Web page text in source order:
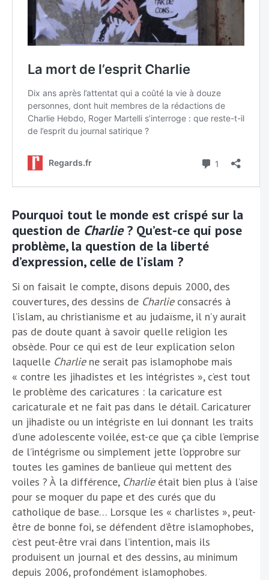
Pourquoi tout le monde est crispé sur la
question de Charlie? Qu’est-ce qui pose
problème, la question de la liberté
d’expression, celle de l’islam ?
Si on faisait le compte, disons depuis 2000, des
couvertures, des dessins de Charlieconsacrés à
l’islam, au christianisme et au judaïsme, il n’y aurait
pas de doute quant à savoir quelle religion les
obsède. Pour ce qui est de leur explication selon
laquelle Charliene serait pas islamophobe mais
« contre les jihadistes et les intégristes », c’est tout
le problème des caricatures : la caricature est
caricaturale et ne fait pas dans le détail. Caricaturer
un jihadiste ou un intégriste en lui donnant les traits
d’une adolescente voilée, est-ce que ça cible l’emprise
de l’intégrisme ou simplement jette l’opprobre sur
toutes les gamines de banlieue qui mettent des
voiles ? À la différence, Charlieétait bien plus à l’aise
pour se moquer du pape et des curés que du
catholique de base… Lorsque les « charlistes », peut-
être de bonne foi, se défendent d’être islamophobes,
c’est peut-être vrai dans l’intention, mais ils
produisent un journal et des dessins, au minimum
depuis 2006, profondément islamophobes.